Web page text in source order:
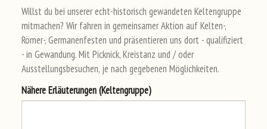
Willst du bei unserer echt-historisch gewandeten Keltengruppe
mitmachen? Wir fahren in gemeinsamer Aktion auf Kelten-,
Römer-, Germanenfesten und präsentieren uns dort - qualifiziert
- in Gewandung. Mit Picknick, Kreistanz und / oder
Ausstellungsbesuchen, je nach gegebenen Möglichkeiten.
NähereErläuterungen (Keltengruppe)